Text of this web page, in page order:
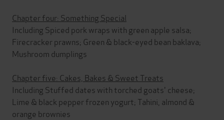
Chapter four: Something Special
Including Spiced pork wraps with green apple salsa;
Firecracker prawns; Green & black-eyed bean baklava;
Mushroom dumplings
Chapter five: Cakes, Bakes & Sweet Treats
Including Stuffed dates with torched goats' cheese;
Lime & black pepper frozen yogurt; Tahini, almond &
orange brownies